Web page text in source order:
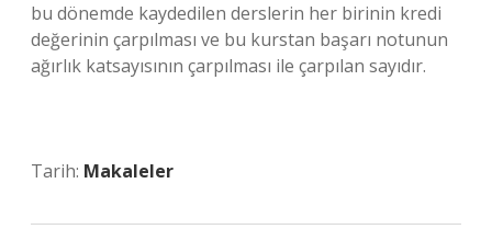
bu dönemde kaydedilen derslerin her birinin kredi
değerinin çarpılması ve bu kurstan başarı notunun
ağırlık katsayısının çarpılması ile çarpılan sayıdır.
Tarih: Makaleler